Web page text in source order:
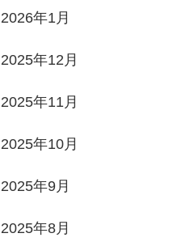
2026年1月
2025年12月
2025年11月
2025年10月
2025年9月
2025年8月